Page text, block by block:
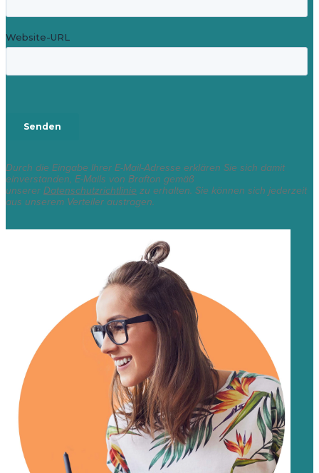
Durch die Eingabe Ihrer E-Mail-Adresse erklären Sie sich damit
einverstanden, E-Mails von Brafton gemäß
unsererDatenschutzrichtlinie zu erhalten. Sie können sich jederzeit
aus unserem Verteiler austragen.